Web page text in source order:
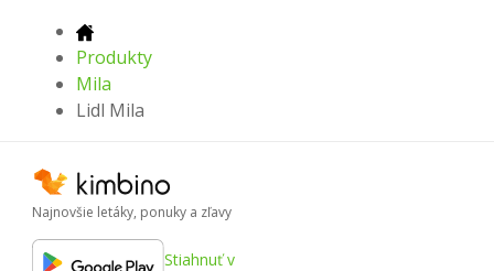
Produkty
Mila
Lidl Mila
Najnovšie letáky, ponuky a zľavy
Stiahnuť v